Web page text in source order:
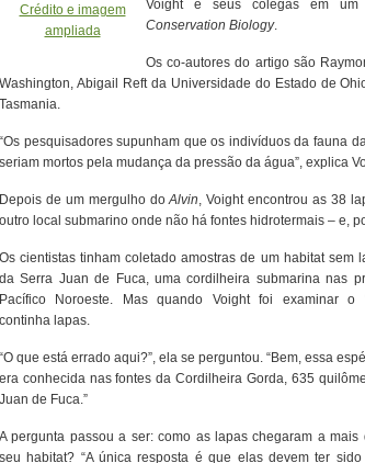
Crédito e imagem
ampliada
Voight e seus colegas em um
Conservation Biology.
Os co-autores do artigo são
Washington, Abigail Reft da Universidade do Estado de
Tasmania.
“Os pesquisadores supunham que os indivíduos da fauna
seriam mortos pela mudança da pressão da água”, explica
Depois de um mergulho doAlvin, Voight encontrou as 38
outro local submarino onde não há fontes hidrotermais – e,
Os cientistas tinham coletado amostras de um habitat sem
da Serra Juan de Fuca, uma cordilheira submarina nas
Pacífico Noroeste. Mas quando Voight foi examinar o
continha lapas.
“O que está errado aqui?”, ela se perguntou. “Bem, essa
era conhecida nas fontes da Cordilheira Gorda, 635
Juan de Fuca.”
A pergunta passou a ser: como as lapas chegaram a mais
seu habitat? “A única resposta é que elas devem ter sido